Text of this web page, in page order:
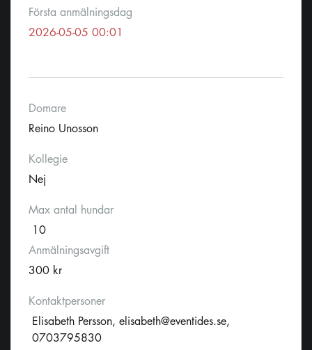
Första anmälningsdag
2026-05-05 00:01
Domare
Reino Unosson
Kollegie
Nej
Max antal hundar
10
Anmälningsavgift
300 kr
Kontaktpersoner
Elisabeth Persson, elisabeth@eventides.se,
0703795830